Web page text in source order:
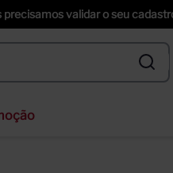
validar o seu